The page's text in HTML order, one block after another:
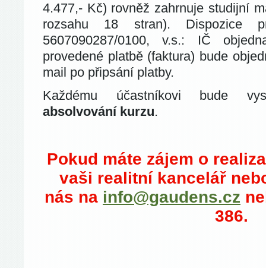
4.477,- Kč) rovněž zahrnuje studijní
rozsahu 18 stran).
5607090287/0100, v.s.: IČ
provedené platbě (faktura) bude
mail po připsání platby.
Každému účastníkovi bude
absolvování kurzu.
Pokud máte zájem o
vaši realitní kancelář
nás na info@gaudens.cz
386.